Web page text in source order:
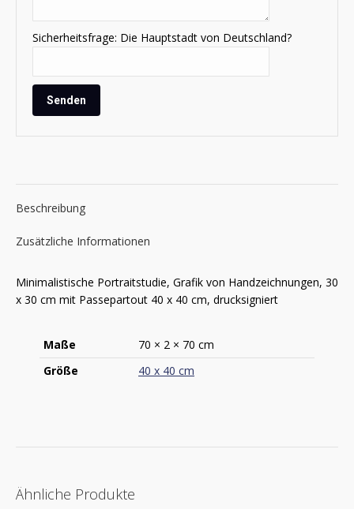
Sicherheitsfrage: Die Hauptstadt von Deutschland?
Beschreibung
Zusätzliche Informationen
Minimalistische Portraitstudie, Grafik von Handzeichnungen, 30
x 30 cm mit Passepartout 40 x 40 cm, drucksigniert
Maße
70 × 2 × 70 cm
Größe
40 x 40 cm
Ähnliche Produkte